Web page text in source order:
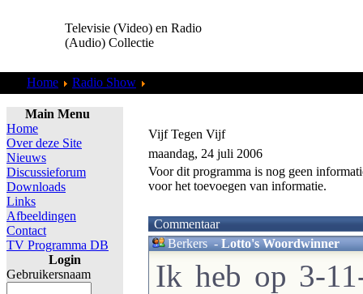
Televisie (Video) en Radio
(Audio) Collectie
Home Radio Show
Main Menu
Home
Over deze Site
Nieuws
Discussieforum
Downloads
Links
Afbeeldingen
Contact
TV Programma DB
Login
Gebruikersnaam
Vijf Tegen Vijf
maandag, 24 juli 2006
Voor dit programma is nog geen
voor het toevoegen van informatie.
Commentaar
Berkers-Lotto's Woordwinner
Ik heb op 3-